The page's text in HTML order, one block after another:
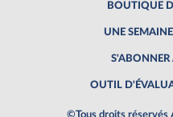
BOUTIQUE
UNE
S'ABONNER
OUTIL
©Tous droits réservés